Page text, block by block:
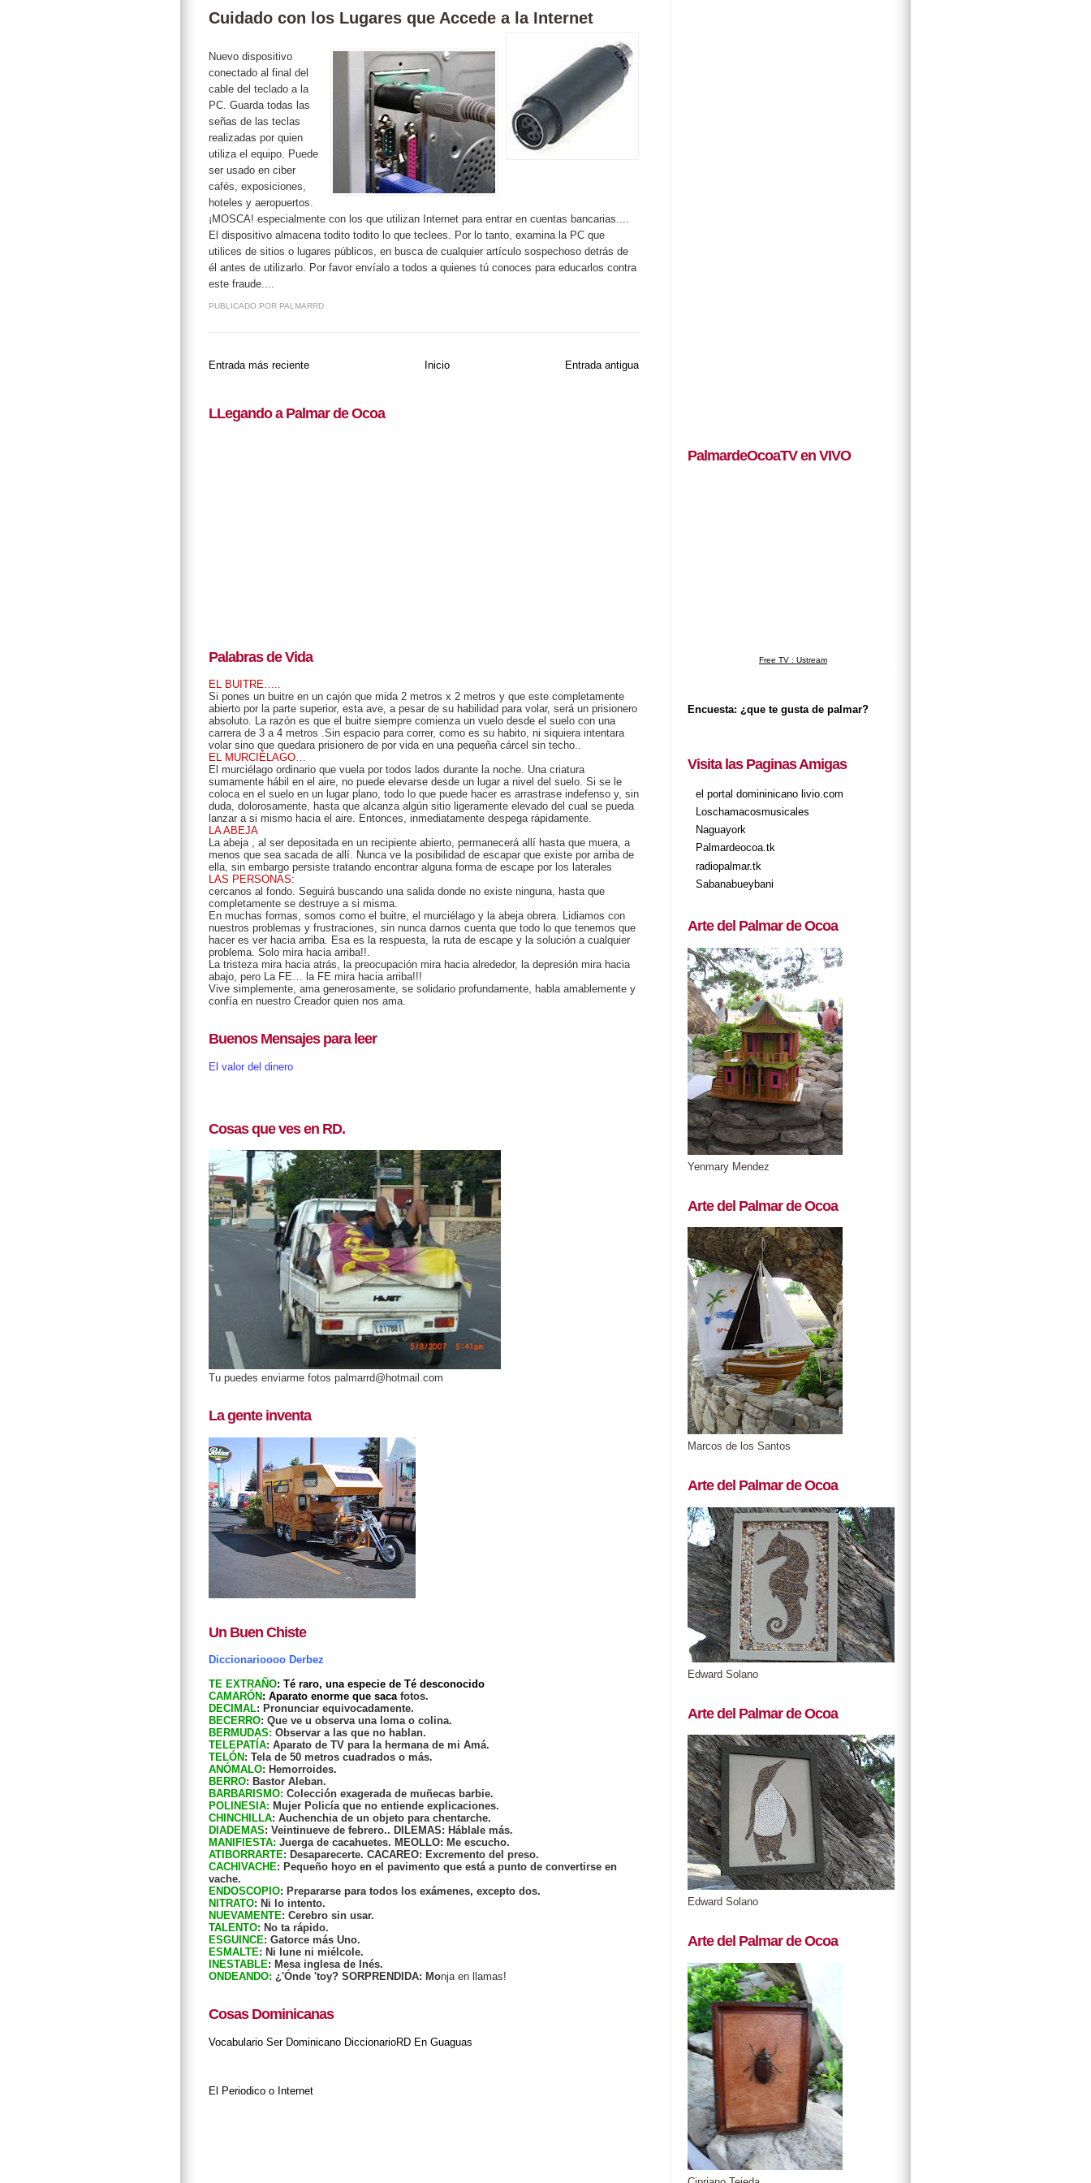
Cuidado con los Lugares que Accede a la Internet
Nuevo dispositivo
conectado al final del
cable del teclado a la
PC. Guarda todas las
señas de las teclas
realizadas por quien
utiliza el equipo. Puede
ser usado en ciber
cafés, exposiciones,
hoteles y aeropuertos.
¡MOSCA! especialmente con los que utilizan Internet para entrar en cuentas bancarias....
El dispositivo almacena todito todito lo que teclees. Por lo tanto, examina la PC que
utilices de sitios o lugares públicos, en busca de cualquier artículo sospechoso detrás de
él antes de utilizarlo. Por favor envíalo a todos a quienes tú conoces para educarlos contra
este fraude....
PUBLICADO POR PALMARRD
Entrada más reciente Entrada antigua
Inicio
LLegando a Palmar de Ocoa
Palabras de Vida
EL BUITRE…..
Si pones un buitre en un cajón que mida 2 metros x 2 metros y que este completamente
abierto por la parte superior, esta ave, a pesar de su habilidad para volar, será un prisionero
absoluto. La razón es que el buitre siempre comienza un vuelo desde el suelo con una
carrera de 3 a 4 metros .Sin espacio para correr, como es su habito, ni siquiera intentara
volar sino que quedara prisionero de por vida en una pequeña cárcel sin techo..
EL MURCIÉLAGO…
El murciélago ordinario que vuela por todos lados durante la noche. Una criatura
sumamente hábil en el aire, no puede elevarse desde un lugar a nivel del suelo. Si se le
coloca en el suelo en un lugar plano, todo lo que puede hacer es arrastrase indefenso y, sin
duda, dolorosamente, hasta que alcanza algún sitio ligeramente elevado del cual se pueda
lanzar a si mismo hacia el aire. Entonces, inmediatamente despega rápidamente.
LA ABEJA
La abeja , al ser depositada en un recipiente abierto, permanecerá allí hasta que muera, a
menos que sea sacada de allí. Nunca ve la posibilidad de escapar que existe por arriba de
ella, sin embargo persiste tratando encontrar alguna forma de escape por los laterales
LAS PERSONAS:
cercanos al fondo. Seguirá buscando una salida donde no existe ninguna, hasta que
completamente se destruye a si misma.
En muchas formas, somos como el buitre, el murciélago y la abeja obrera. Lidiamos con
nuestros problemas y frustraciones, sin nunca darnos cuenta que todo lo que tenemos que
hacer es ver hacia arriba. Esa es la respuesta, la ruta de escape y la solución a cualquier
problema. Solo mira hacia arriba!!.
La tristeza mira hacia atrás, la preocupación mira hacia alrededor, la depresión mira hacia
abajo, pero La FE… la FE mira hacia arriba!!!
Vive simplemente, ama generosamente, se solidario profundamente, habla amablemente y
confía en nuestro Creador quien nos ama.
Buenos Mensajes para leer
El valor del dinero
Cosas que ves en RD.
Tu puedes enviarme fotos palmarrd@hotmail.com
La gente inventa
Un Buen Chiste
Diccionarioooo Derbez
TE EXTRAÑO: Té raro, una especie de Té desconocido
CAMARÓN : Aparato enorme que sacafotos.
DECIMAL: Pronunciar equivocadamente.
BECERRO: Que ve u observa una loma o colina.
BERMUDAS: Observar a las que no hablan.
TELEPATÍA: Aparato de TV para la hermana de mi Amá.
TELÓN : Tela de 50 metros cuadrados o más.
ANÓMALO: Hemorroides.
BERRO: Bastor Aleban.
BARBARISMO: Colección exagerada de muñecas barbie.
POLINESIA: Mujer Policía que no entiende explicaciones.
CHINCHILLA: Auchenchia de un objeto para chentarche.
DIADEMAS: Veintinueve de febrero.. DILEMAS: Háblale más.
MANIFIESTA: Juerga de cacahuetes. MEOLLO: Me escucho.
ATIBORRARTE: Desaparecerte. CACAREO: Excremento del preso.
CACHIVACHE: Pequeño hoyo en el pavimento que está a punto de convertirse en
vache.
ENDOSCOPIO: Prepararse para todos los exámenes, excepto dos.
NITRATO: Ni lo intento.
NUEVAMENTE: Cerebro sin usar.
TALENTO: No ta rápido.
ESGUINCE: Gatorce más Uno.
ESMALTE: Ni lune ni miélcole.
INESTABLE: Mesa inglesa de Inés.
ONDEANDO: ¿'Ónde 'toy? SORPRENDIDA: Monja en llamas!
Cosas Dominicanas
Vocabulario Ser Dominicano DiccionarioRD En Guaguas
El Periodico o Internet
PalmardeOcoaTV en VIVO
Free TV : Ustream
Encuesta: ¿que te gusta de palmar?
Visita las Paginas Amigas
el portal domininicano livio.com
Loschamacosmusicales
Naguayork
Palmardeocoa.tk
radiopalmar.tk
Sabanabueybani
Arte del Palmar de Ocoa
Yenmary Mendez
Arte del Palmar de Ocoa
Marcos de los Santos
Arte del Palmar de Ocoa
Edward Solano
Arte del Palmar de Ocoa
Edward Solano
Arte del Palmar de Ocoa